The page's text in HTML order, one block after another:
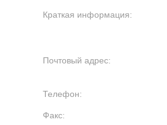
Краткая информация:
Почтовый адрес:
Телефон:
Факс: